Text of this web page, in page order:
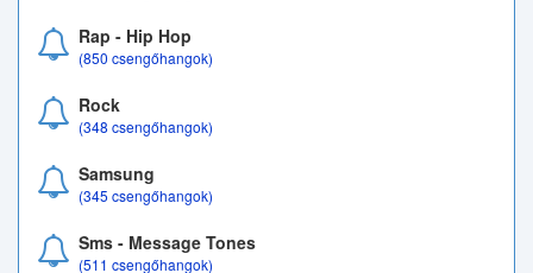
Rap - Hip Hop
(850 csengőhangok)
Rock
(348 csengőhangok)
Samsung
(345 csengőhangok)
Sms - Message Tones
(511 csengőhangok)